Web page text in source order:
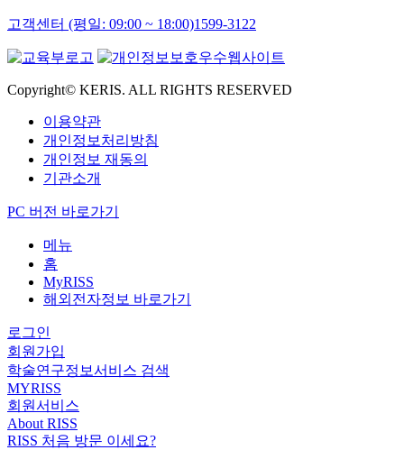
고객센터 (평일: 09:00 ~ 18:00)1599-3122
Copyright© KERIS. ALL RIGHTS RESERVED
이용약관
개인정보처리방침
개인정보 재동의
기관소개
PC 버전 바로가기
메뉴
홈
MyRISS
해외전자정보 바로가기
로그인
회원가입
학술연구정보서비스 검색
MYRISS
회원서비스
About RISS
RISS 처음 방문 이세요?